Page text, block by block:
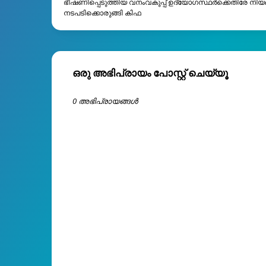
ഭീഷണിപ്പെടുത്തിയ വനംവകുപ്പ് ഉദ്യോഗസ്ഥർക്കെതിരേ
നടപടിക്കൊരുങ്ങി കിഫ
ഒരു അഭിപ്രായം പോസ്റ്റ് ചെയ്യൂ
0 അഭിപ്രായങ്ങള്‍